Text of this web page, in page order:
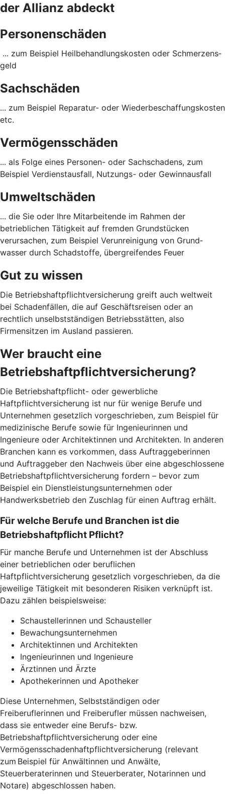
der Allianz abdeckt
Personenschäden
... zum Beispiel Heil­behandlungs­kosten oder Schmerzens­
geld
Sachschäden
... zum Beispiel Reparatur- oder Wieder­beschaffungs­kosten
etc.
Vermögensschäden
... als Folge eines Personen- oder Sach­schadens, zum
Beispiel Verdienst­ausfall, Nutzungs- oder Gewinn­ausfall
Umweltschäden
... die Sie oder Ihre Mitarbeitende im Rahmen der
betrieblichen Tätigkeit auf fremden Grund­stücken
verursachen, zum Beispiel Verunreinigung von Grund­
wasser durch Schad­stoffe, übergreifendes Feuer
Gut zu wissen
Die Betriebshaftpflichtversicherung greift auch weltweit
bei Schadenfällen, die auf Geschäftsreisen oder an
rechtlich unselbstständigen Betriebsstätten, also
Firmensitzen im Ausland passieren.
Wer braucht eine
Betriebshaftpflichtversicherung?
Die Betriebshaftpflicht- oder gewerbliche
Haftpflichtversicherung ist nur für wenige Berufe und
Unternehmen gesetzlich vorgeschrieben, zum Beispiel für
medizinische Berufe sowie für Ingenieurinnen und
Ingenieure oder Architektinnen und Architekten. In anderen
Branchen kann es vorkommen, dass Auftraggeberinnen
und Auftraggeber den Nachweis über eine abgeschlossene
Betriebshaftpflichtversicherung fordern – bevor zum
Beispiel ein Dienstleistungsunternehmen oder
Handwerksbetrieb den Zuschlag für einen Auftrag erhält.
Für welche Berufe und Branchen ist die
Betriebshaftpflicht Pflicht?
Für manche Berufe und Unternehmen ist der Abschluss
einer betrieblichen oder beruflichen
Haftpflichtversicherung gesetzlich vorgeschrieben, da die
jeweilige Tätigkeit mit besonderen Risiken verknüpft ist.
Dazu zählen beispielsweise:
Schaustellerinnen und Schausteller
Bewachungsunternehmen
Architektinnen und Architekten
Ingenieurinnen und Ingenieure
Ärztinnen und Ärzte
Apothekerinnen und Apotheker
Diese Unternehmen, Selbstständigen oder
Freiberuflerinnen und Freiberufler müssen nachweisen,
dass sie entweder eine Berufs- bzw.
Betriebshaftpflichtversicherung oder eine
Vermögensschadenhaftpflichtversicherung (relevant
zum Beispiel für Anwältinnen und Anwälte,
Steuerberaterinnen und Steuerberater, Notarinnen und
Notare) abgeschlossen haben.